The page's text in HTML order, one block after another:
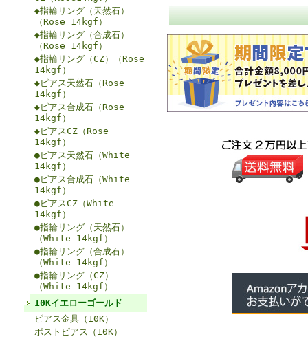
◆指輪リング（天然石）
（Rose 14kgf）
◆指輪リング（合成石）
（Rose 14kgf）
◆指輪リング（CZ）（Rose
14kgf）
◆ピアス天然石（Rose
14kgf）
◆ピアス合成石（Rose
14kgf）
◆ピアスCZ（Rose
14kgf）
●ピアス天然石（White
14kgf）
●ピアス合成石（White
14kgf）
●ピアスCZ（White
14kgf）
●指輪リング（天然石）
（White 14kgf）
●指輪リング（合成石）
（White 14kgf）
●指輪リング（CZ）
（White 14kgf）
10Kイエローゴールド
ピアス金具（10K）
ポストピアス（10K）